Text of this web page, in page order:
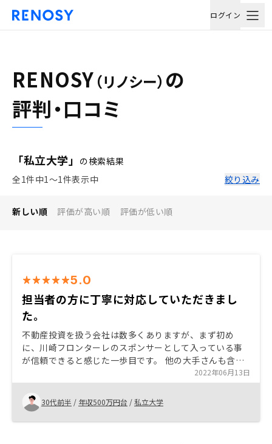
ログイン
RENOSY （リノシー） の
評判・口コミ
「私立大学」 の検索結果
全1件中1〜1件表示中
絞り込み
新しい順 評価が高い順 評価が低い順
5.0
担当者の方に丁寧に対応していただきまし
た。
不動産投資を扱う会社は数多くありますが、まず初め
に、川崎フロンターレのスポンサーとして入っている事
が信頼できると感じた一歩目です。 他の大手さんも含め
て、資料請求しましたが、リノシーでは契約を急かされ
る事もなく、こちらのペースに合わせて説明をしてくだ
さったのが大きな決め手だったと思います。 他の所で
は、「良い物件がある。なるべく早く決断してくれた方
が良い。いつまでに出来ますか？」と言った様にかなり
2022年06月13日
30代前半 / 年収500万円台 /私立大学